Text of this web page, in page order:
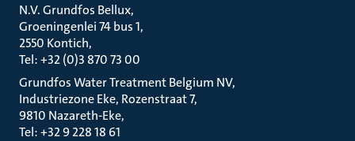
N.V. Grundfos Bellux
Groeningenlei 74 bus 1
2550 Kontich
Tel: +32 (0)3 870 73 00
Grundfos Water Treatment Belgium NV
Industriezone Eke, Rozenstraat 7
9810 Nazareth-Eke
Tel: +32 9 228 18 61